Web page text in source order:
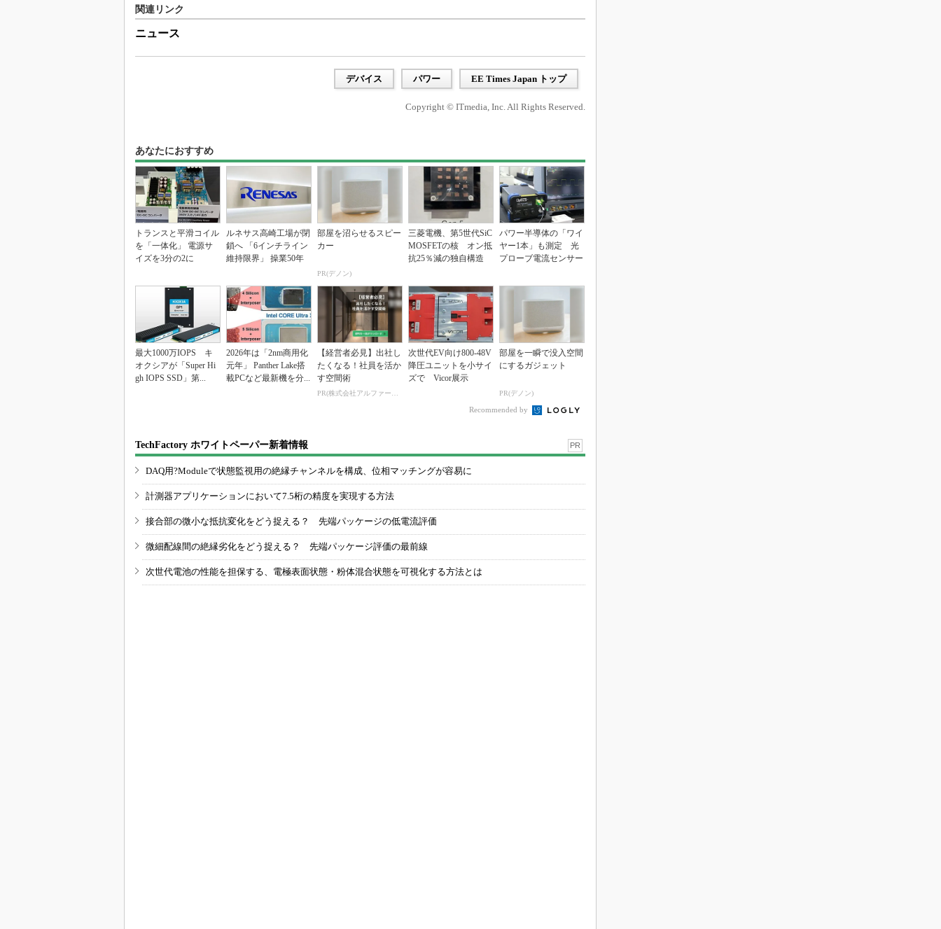
関連リンク
ニュース
デバイス パワー EE Times Japan トップ
Copyright © ITmedia, Inc. All Rights Reserved.
あなたにおすすめ
トランスと平滑コイル
を「一体化」 電源サ
イズを3分の2に
ルネサス高崎工場が閉
鎖へ 「6インチライン
維持限界」 操業50年
部屋を沼らせるスピー
カー
PR(デノン)
三菱電機、第5世代SiC
MOSFETの核 オン抵
抗25％減の独自構造
パワー半導体の「ワイ
ヤー1本」も測定 光
プローブ電流センサー
最大1000万IOPS キ
オクシアが「Super Hi
gh IOPS SSD」第...
2026年は「2nm商用化
元年」 Panther Lake搭
載PCなど最新機を分...
【経営者必見】出社し
たくなる！社員を活か
す空間術
PR(株式会社アルファーテクノ)
次世代EV向け800-48V
降圧ユニットを小サイ
ズで Vicor展示
部屋を一瞬で没入空間
にするガジェット
PR(デノン)
Recommended by
TechFactory ホワイトペーパー新着情報 PR
DAQ用?Moduleで状態監視用の絶縁チャンネルを構成、位相マッチングが容易に
計測器アプリケーションにおいて7.5桁の精度を実現する方法
接合部の微小な抵抗変化をどう捉える？ 先端パッケージの低電流評価
微細配線間の絶縁劣化をどう捉える？ 先端パッケージ評価の最前線
次世代電池の性能を担保する、電極表面状態・粉体混合状態を可視化する方法とは